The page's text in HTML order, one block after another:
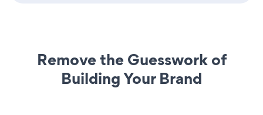
Remove the Guesswork of
Building Your Brand